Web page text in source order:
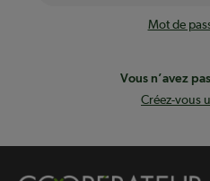
Mot de
Vous n’avez
Créez-vous